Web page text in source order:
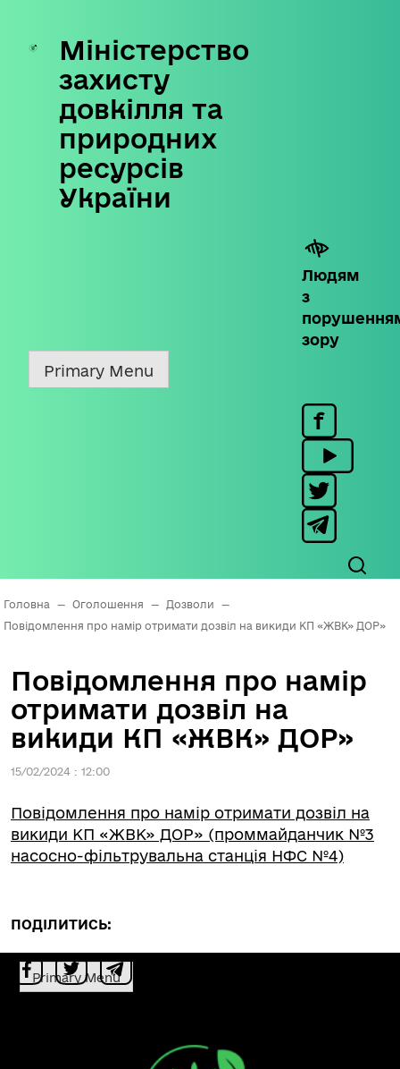
Skip
content
Міністерство
захисту
довкілля та
природних
ресурсів
України
Людям
з
зору
Primary Menu
Головна — Оголошення — Дозволи
—
Повідомлення про намір отримати дозвіл на викиди КП «ЖВК» ДОР»
Повідомлення про намір
отримати дозвіл на
викиди КП «ЖВК» ДОР»
15/02/2024 : 12:00
Повідомлення про намір отримати дозвіл на
викиди КП «ЖВК» ДОР» (проммайданчик №3
насосно-фільтрувальна станція НФС №4)
ПОДІЛИТИСЬ:
Primary Menu